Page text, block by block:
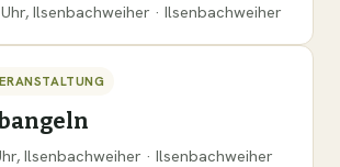
Ilsenbachweiher · Ilsenbachweiher
Ilsenbachweiher · Ilsenbachweiher